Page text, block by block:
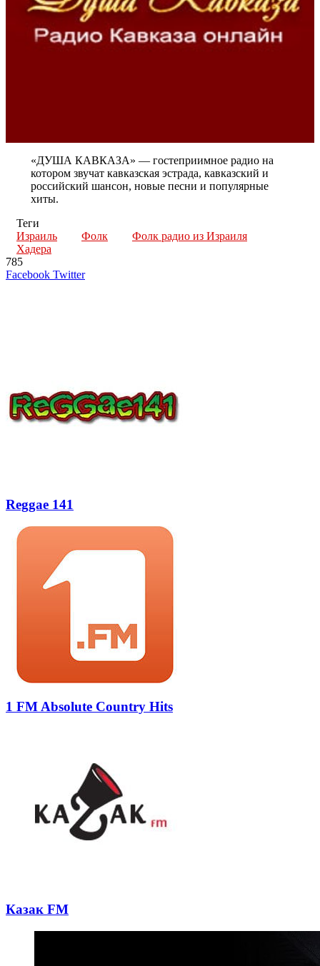
«ДУША КАВКАЗА» — гостеприимное радио на
котором звучат кавказская эстрада, кавказский и
российский шансон, новые песни и популярные
хиты.
Теги
Израиль
Фолк
Фолк радио из Израиля
Хадера
785
Facebook TwitterLinkedIn
Tumblr
Reddit
Вконтакте
Одноклассники
Skype
Messenger
Messenger
WhatsApp
Telegram
Viber
Line
Поделиться
Печатать
Reggae 141
1 FM Absolute Country Hits
Казак FM